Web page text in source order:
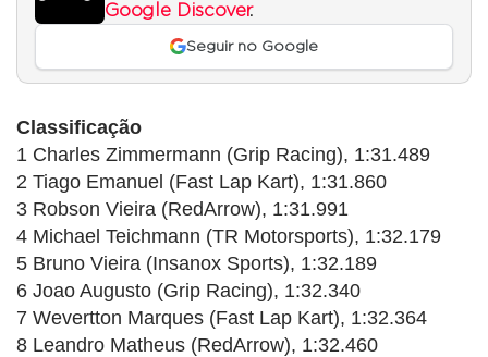
Google Discover.
Seguir no Google
Classificação
1 Charles Zimmermann (Grip Racing), 1:31.489
2 Tiago Emanuel (Fast Lap Kart), 1:31.860
3 Robson Vieira (RedArrow), 1:31.991
4 Michael Teichmann (TR Motorsports), 1:32.179
5 Bruno Vieira (Insanox Sports), 1:32.189
6 Joao Augusto (Grip Racing), 1:32.340
7 Wevertton Marques (Fast Lap Kart), 1:32.364
8 Leandro Matheus (RedArrow), 1:32.460